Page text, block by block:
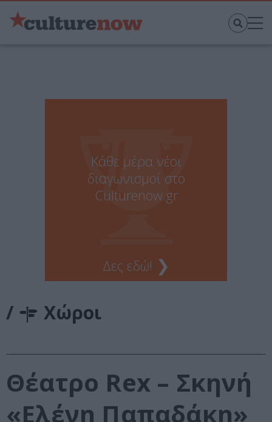
Κάθε μέρα νέοι
διαγωνισμοί στο
Culturenow.gr
Δες εδώ! ❯
/ Χώροι
Θέατρο Rex – Σκηνή
«Ελένη Παπαδάκη»